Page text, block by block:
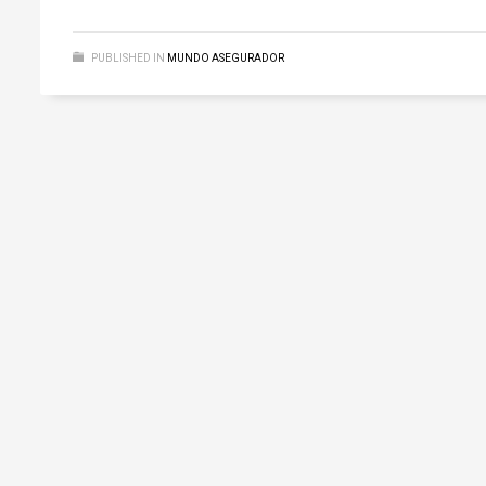
PUBLISHED IN MUNDO ASEGURADOR